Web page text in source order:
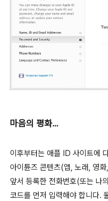
마음의 평화...
이후부터는 애플 ID 사이트에
아이튠즈 콘텐츠(앱, 노래, 영
앞서 등록한 전화번호(또는 나
코드를 먼저 입력해야 합니다.